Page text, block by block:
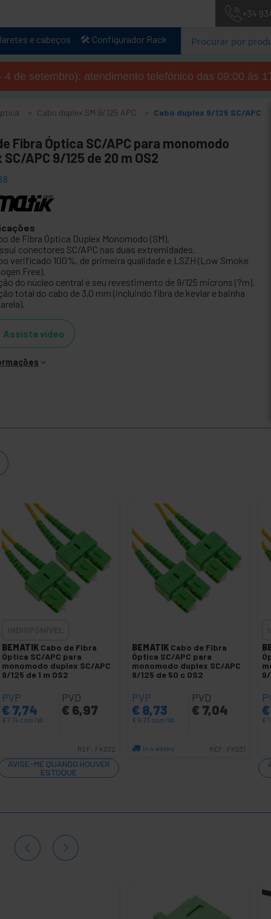
+34
e cabeços 🛠️ Configurador Rack
de setembro): atendimento telefónico das 09:00 às
Cabo duplex SM 9/125 APC
Cabo duplex 9/125 SC/APC
Fibra Óptica SC/APC para monomodo
SC/APC 9/125 de 20 m OS2
de Fibra Óptica Duplex Monomodo (SM).
conectores SC/APC nas duas extremidades.
verificado 100%, de primeira qualidade e LSZH (Low Smoke
Free).
do núcleo central e seu revestimento de 9/125 microns (?m).
total do cabo de 3,0 mm (incluindo fibra de kevlar e bainha
Assista vídeo
BEMATIK Cabo de Fibra
Óptica SC/APC para
monomodo duplex SC/APC
9/125 de 1 m OS2
PVP
€ 7,74
€7,74 com IVA
PVD
€ 6,97
REF: FK032
AVISE-ME QUANDO HOUVER
ESTOQUE
BEMATIK Cabo de Fibra
Óptica SC/APC para
monomodo duplex SC/APC
9/125 de 50 c OS2
PVP
€ 8,73
€ 8,73 com IVA
PVD
€ 7,04
In 4 weeks REF: FK031
9/
€
€